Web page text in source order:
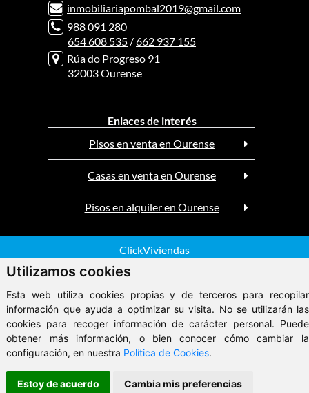
Utilizamos cookies
Esta web utiliza cookies propias y de terceros para recopilar
información que ayuda a optimizar su visita. No se utilizarán las
cookies para recoger información de carácter personal. Puede
obtener más información, o bien conocer cómo cambiar la
configuración, en nuestra Política de Cookies.
Estoy de acuerdo Cambia mis preferencias
inmobiliariapombal2019@gmail.com
988 091 280
654 608 535 /662 937 155
Rúa do Progreso 91
32003 Ourense
Enlaces de interés
Pisos en venta en Ourense
Casas en venta en Ourense
Pisos en alquiler en Ourense
ClickViviendas
© 2026 - Inmobiliaria Pombal
Aviso Legal